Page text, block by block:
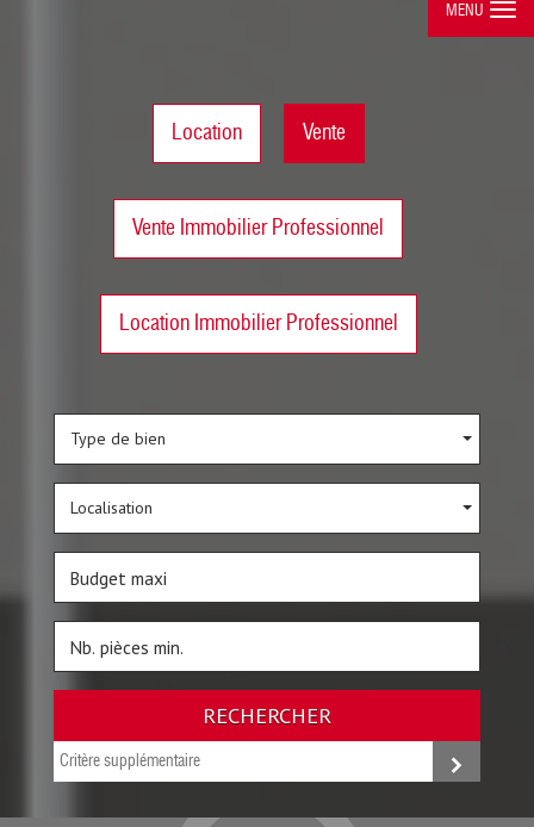
MENU
Location Vente
Vente Immobilier Professionnel
Location Immobilier Professionnel
Type de bien
Localisation
RECHERCHER
Critère supplémentaire